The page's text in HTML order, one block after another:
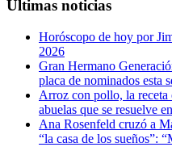
Últimas noticias
Horóscopo de hoy por
2026
Gran Hermano
placa de nominados esta
Arroz con pollo, la receta
abuelas que se resuelve
Ana Rosenfeld cruzó a
“la casa de los sueños”: